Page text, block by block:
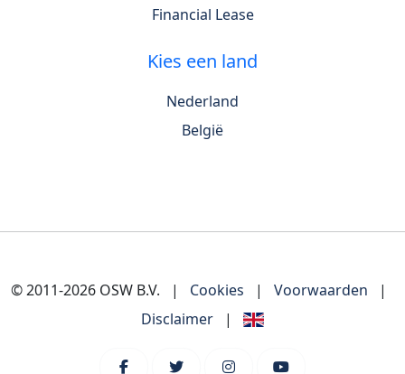
Financial Lease
Kies een land
Nederland
België
© 2011-2026 OSW B.V. | Cookies | Voorwaarden
|
Disclaimer
|